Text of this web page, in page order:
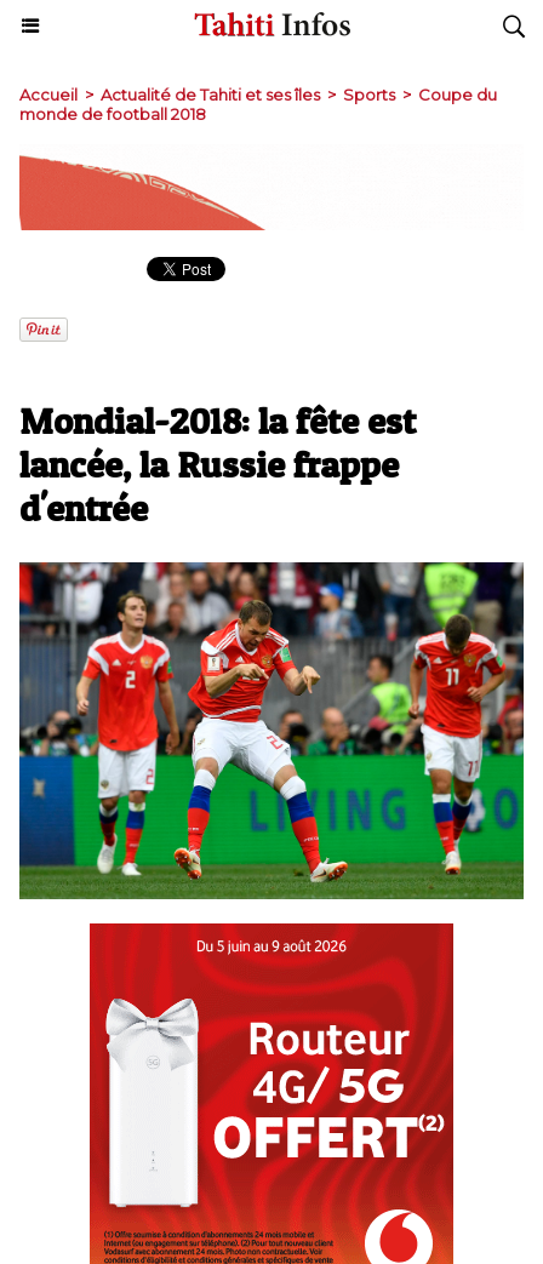
Accueil > Actualité de Tahiti et ses îles > Sports > Coupe du
monde de football 2018
Mondial-2018: la fête est
lancée, la Russie frappe
d'entrée